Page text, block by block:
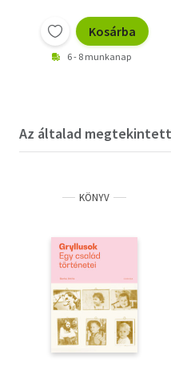
Kosárba
6 - 8 munkanap
Az általad
KÖNYV